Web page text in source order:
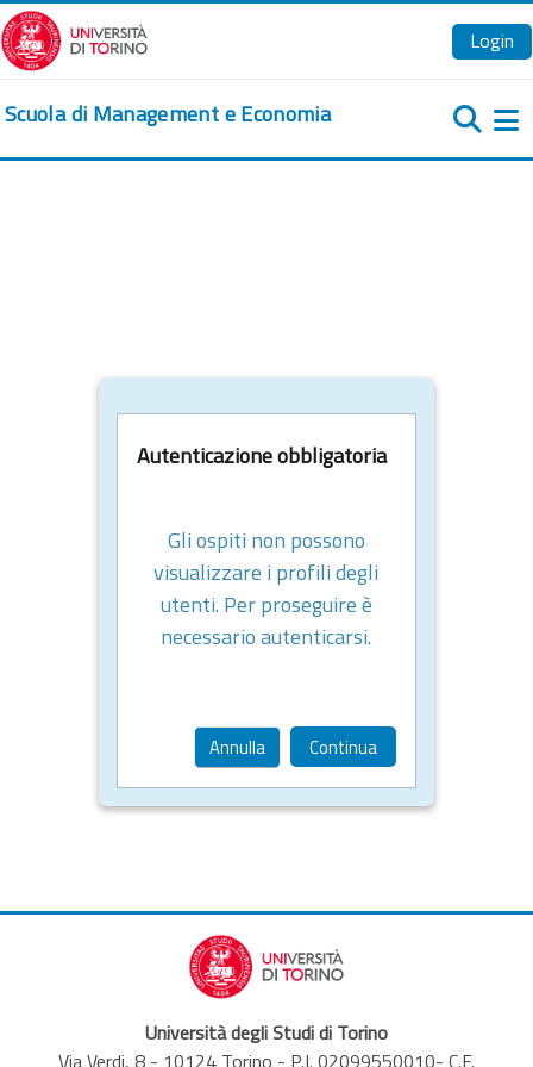
Vai al contenuto principale
Login
Scuola di Management e Economia
Autenticazione obbligatoria
Gli ospiti non possono
visualizzare i profili degli
utenti. Per proseguire è
necessario autenticarsi.
Annulla Continua
Università degli Studi di Torino
Via Verdi, 8 - 10124 Torino - P.I. 02099550010- C.F.